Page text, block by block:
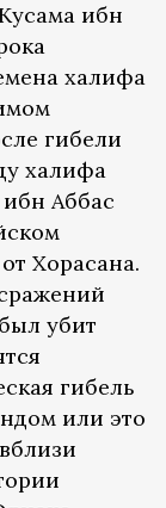
ибн
халифа
гибели
халифа
Аббас
Хорасана.
убит
гибель
или это